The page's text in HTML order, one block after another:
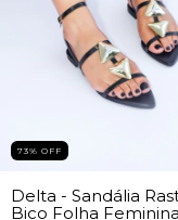
73% OFF
Delta - Sandália
Bico Folha Feminina